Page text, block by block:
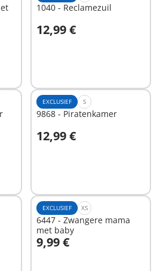
1040 - Reclamezuil
12,99 €
In winkelwagen
EXCLUSIEF S
9868 - Piratenkamer
12,99 €
In winkelwagen
EXCLUSIEF XS
6447 - Zwangere mama
met baby
9,99 €
In winkelwagen